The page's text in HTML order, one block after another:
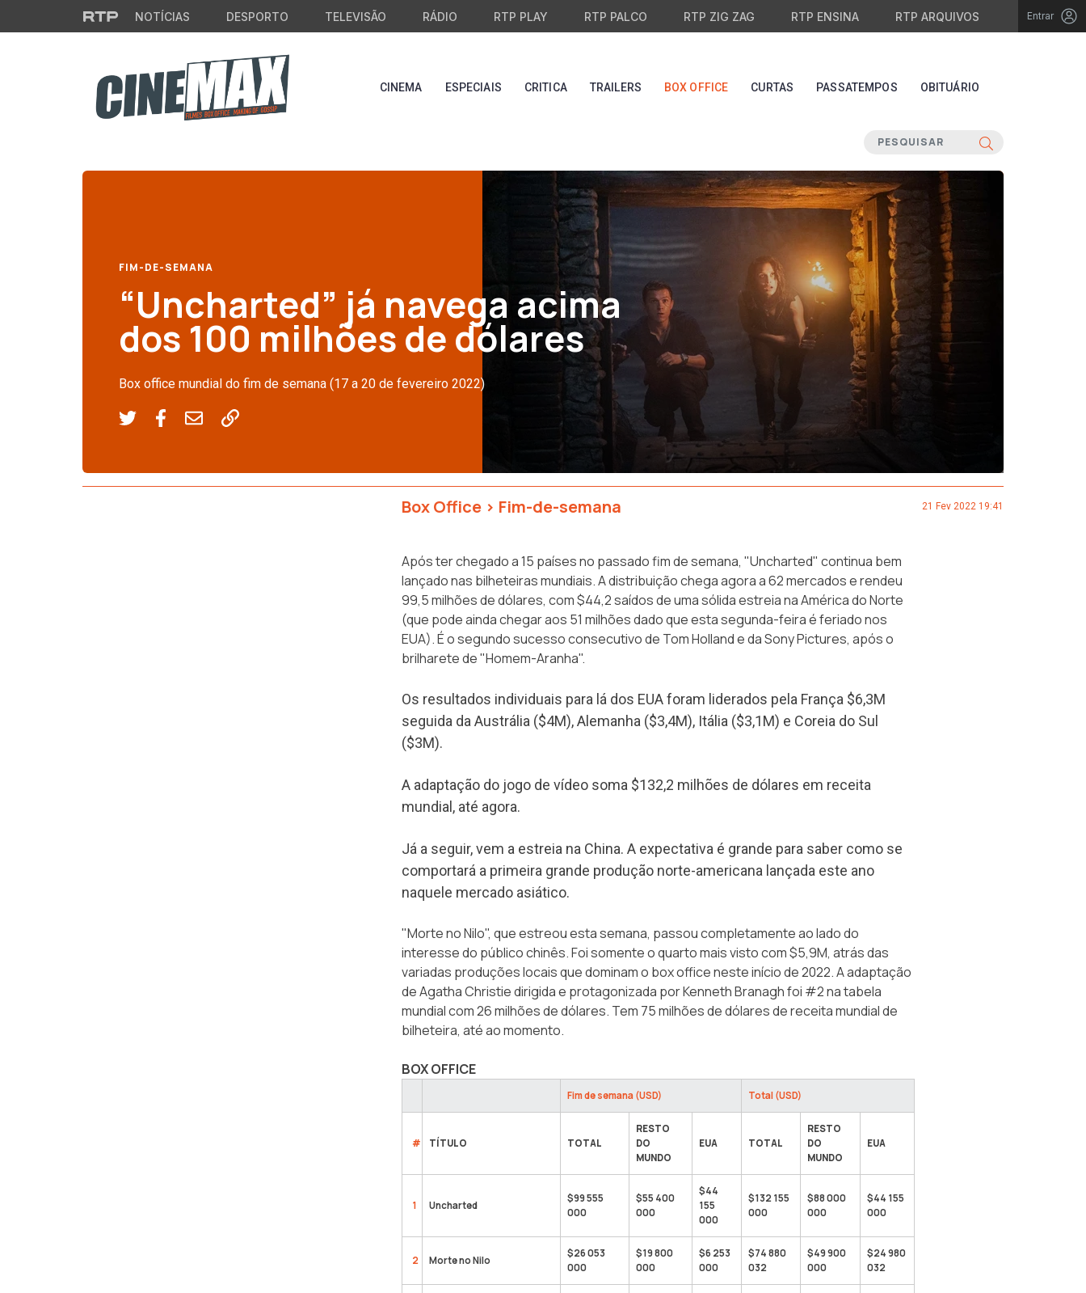
Saltar para o conteúdo principal
NOTÍCIAS DESPORTO TELEVISÃO RÁDIO RTP PLAY RTP PALCO RTP ZIG ZAG RTP ENSINA RTP ARQUIVOS Entrar
CINEMA ESPECIAIS CRITICA TRAILERS BOX OFFICE CURTAS PASSATEMPOS OBITUÁRIO
FIM-DE-SEMANA
“Uncharted” já navega acima
dos 100 milhões de dólares
Box office mundial do fim de semana (17 a 20 de fevereiro 2022)
Box Office > Fim-de-semana 21 Fev 2022 19:41
Após ter chegado a 15 países no passado fim de semana, "Uncharted" continua bem
lançado nas bilheteiras mundiais. A distribuição chega agora a 62 mercados e rendeu
99,5 milhões de dólares, com $44,2 saídos de uma sólida estreia na América do Norte
(que pode ainda chegar aos 51 milhões dado que esta segunda-feira é feriado nos
EUA). É o segundo sucesso consecutivo de Tom Holland e da Sony Pictures, após o
brilharete de "Homem-Aranha".
Os resultados individuais para lá dos EUA foram liderados pela França $6,3M
seguida da Austrália ($4M), Alemanha ($3,4M), Itália ($3,1M) e Coreia do Sul
($3M).
A adaptação do jogo de vídeo soma $132,2 milhões de dólares em receita
mundial, até agora.
Já a seguir, vem a estreia na China. A expectativa é grande para saber como se
comportará a primeira grande produção norte-americana lançada este ano
naquele mercado asiático.
"Morte no Nilo", que estreou esta semana, passou completamente ao lado do
interesse do público chinês. Foi somente o quarto mais visto com $5,9M, atrás das
variadas produções locais que dominam o box office neste início de 2022. A adaptação
de Agatha Christie dirigida e protagonizada por Kenneth Branagh foi #2 na tabela
mundial com 26 milhões de dólares. Tem 75 milhões de dólares de receita mundial de
bilheteira, até ao momento.
BOX OFFICE
Fim de semana (USD) Total (USD)
# TÍTULO TOTAL
RESTO
DO
MUNDO
EUA TOTAL
RESTO
DO
MUNDO
EUA
1 Uncharted
$99 555
000
$55 400
000
$44
155
000
$132 155
000
$88 000
000
$44 155
000
2 Morte no Nilo
$26 053
000
$19 800
000
$6 253
000
$74 880
032
$49 900
000
$24 980
032